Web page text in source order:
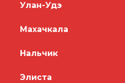
Улан-Удэ
Махачкала
Нальчик
Элиста